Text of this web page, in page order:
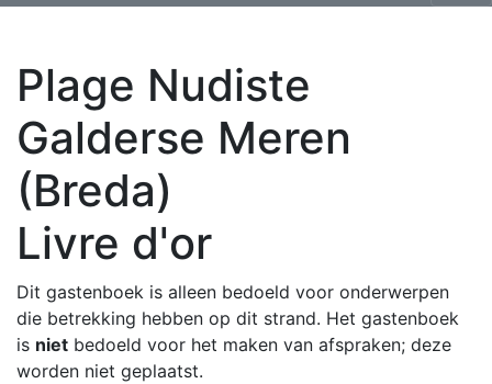
Plage Nudiste
Galderse Meren
(Breda)
Livre d'or
Dit gastenboek is alleen bedoeld voor onderwerpen
die betrekking hebben op dit strand. Het gastenboek
is niet bedoeld voor het maken van afspraken; deze
worden niet geplaatst.